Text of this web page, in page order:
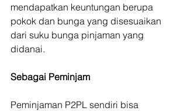
mendapatkan keuntungan berupa
pokok dan bunga yang disesuaikan
dari suku bunga pinjaman yang
didanai.
Sebagai Peminjam
Peminjaman P2PL sendiri bisa